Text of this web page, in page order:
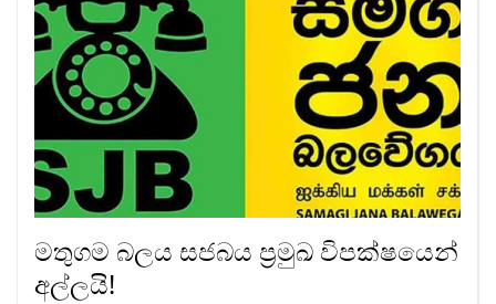
මතුගම බලය සජබය ප්‍රමුඛ විපක්ෂයෙන්
අල්ලයි!